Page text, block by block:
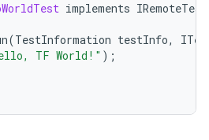
implements IRemoteTest
(TestInformation testInfo,
TF World!" );